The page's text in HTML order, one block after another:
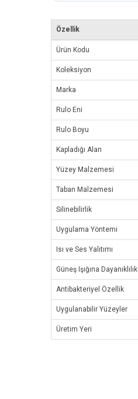
Özellik
Ürün Kodu
Koleksiyon
Marka
Rulo Eni
Rulo Boyu
Kapladığı Alan
Yüzey Malzemesi
Taban Malzemesi
Silinebilirlik
Uygulama Yöntemi
Isı ve Ses Yalıtımı
Güneş Işığına Dayanıklılık
Antibakteriyel Özellik
Uygulanabilir Yüzeyler
Üretim Yeri